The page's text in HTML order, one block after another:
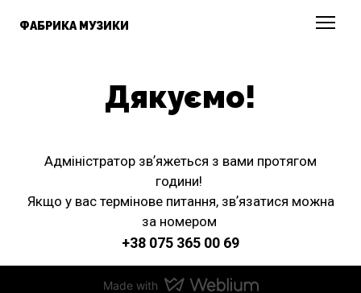
ФАБРИКА МУЗИКИ
Дякуємо!
Адміністратор звʼяжеться з вами протягом
години!
Якщо у вас термінове питання, звʼязатися можна
за номером
+38 075 365 00 69
Made with